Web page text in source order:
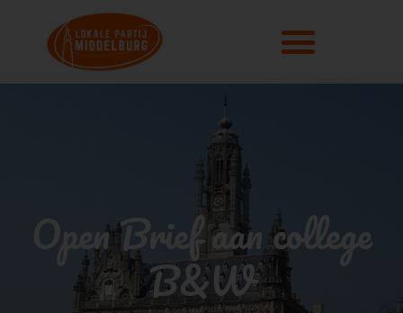
Open Brief aan college
B&W